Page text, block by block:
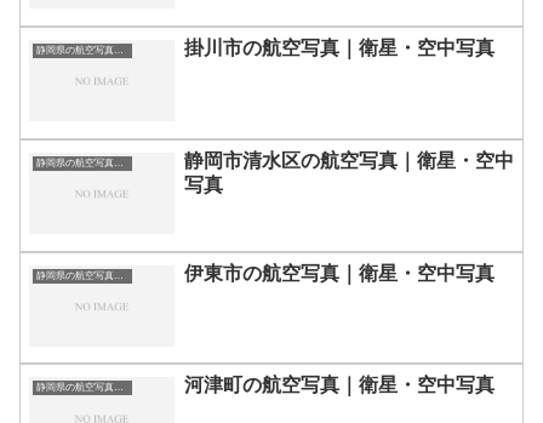
掛川市の航空写真｜衛星・空中写真
静岡市清水区の航空写真｜衛星・空中
写真
伊東市の航空写真｜衛星・空中写真
静岡県の航空写真・空中写真 河津町の航空写真｜衛星・空中写真